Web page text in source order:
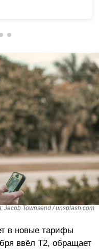
Jacob Townsend / unsplash.com
в новые тарифы
ввёл T2, обращает